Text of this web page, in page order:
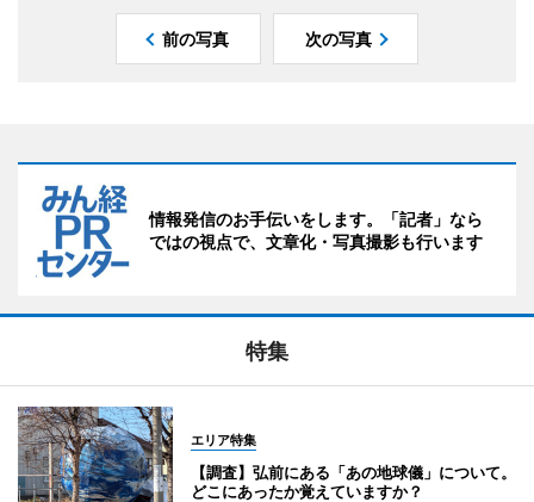
前の写真 次の写真
情報発信のお手伝いをします。「記者」なら
ではの視点で、文章化・写真撮影も行います
特集
エリア特集
【調査】弘前にある「あの地球儀」について。
どこにあったか覚えていますか？